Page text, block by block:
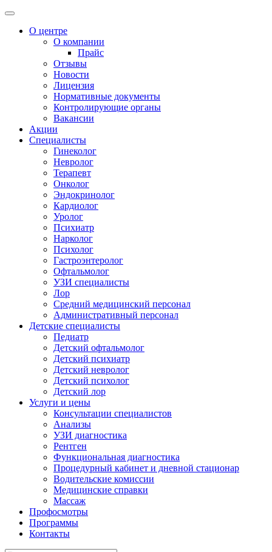
О центре
О компании
Прайс
Отзывы
Новости
Лицензия
Нормативные документы
Контролирующие органы
Вакансии
Акции
Специалисты
Гинеколог
Невролог
Терапевт
Онколог
Эндокринолог
Кардиолог
Уролог
Психиатр
Нарколог
Психолог
Гастроэнтеролог
Офтальмолог
УЗИ специалисты
Лор
Средний медицинский персонал
Административный персонал
Детские специалисты
Педиатр
Детский офтальмолог
Детский психиатр
Детский невролог
Детский психолог
Детский лор
Услуги и цены
Консультации специалистов
Анализы
УЗИ диагностика
Рентген
Функциональная диагностика
Процедурный кабинет и дневной стационар
Водительские комиссии
Медицинские справки
Массаж
Профосмотры
Программы
Контакты